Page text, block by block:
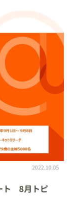
2022.10.05
ト 8月トピ